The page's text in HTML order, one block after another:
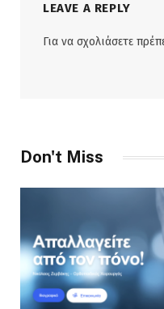
LEAVE A REPLY
Για να σχολιάσετε
Don't Miss